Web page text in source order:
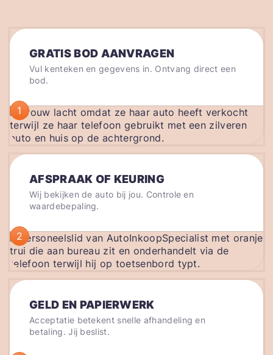
GRATIS BOD AANVRAGEN
Vul kenteken en gegevens in. Ontvang direct een
bod.
1
AFSPRAAK OF KEURING
Wij bekijken de auto bij jou. Controle en
waardebepaling.
2
GELD EN PAPIERWERK
Acceptatie betekent snelle afhandeling en
betaling. Jij beslist.